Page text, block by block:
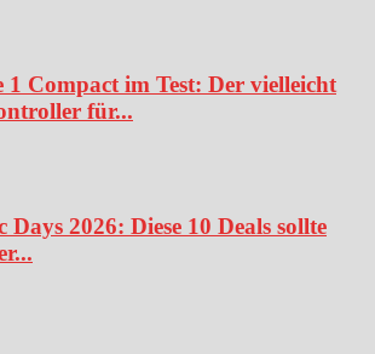
1 Compact im Test: Der vielleicht
für...
2026: Diese 10 Deals sollte